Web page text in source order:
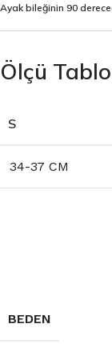
Ayak bileğinin 90
Ölçü
S
34-37 CM
BEDEN